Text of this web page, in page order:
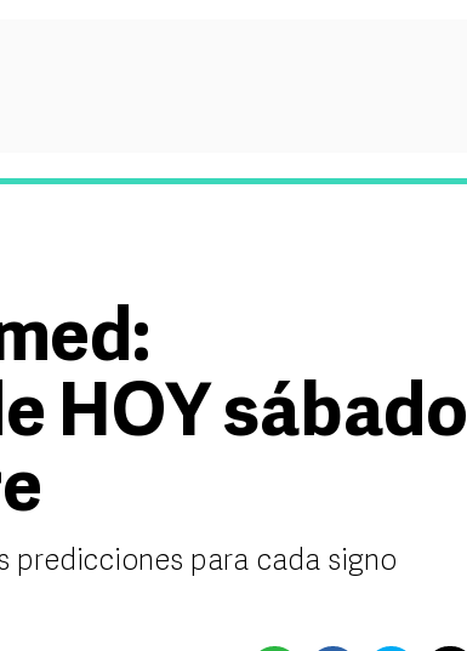
HOY sábado
predicciones para cada signo